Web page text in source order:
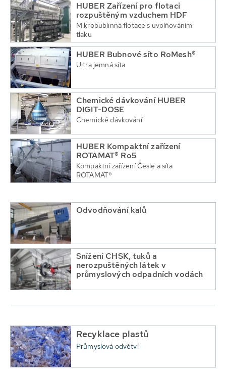
HUBER Zařízení pro flotaci
rozpuštěným vzduchem HDF
Mikrobublinná flotace s uvolňováním
tlaku
HUBER Bubnové síto RoMesh®
Ultra jemná síta
Chemické dávkování HUBER
DIGIT-DOSE
Chemické dávkování
HUBER Kompaktní zařízení
ROTAMAT® Ro5
Kompaktní zařízení Česle a síta
ROTAMAT®
Odvodňování kalů
Snížení CHSK, tuků a
nerozpuštěných látek v
průmyslových odpadních vodách
Recyklace plastů
Průmyslová odvětví